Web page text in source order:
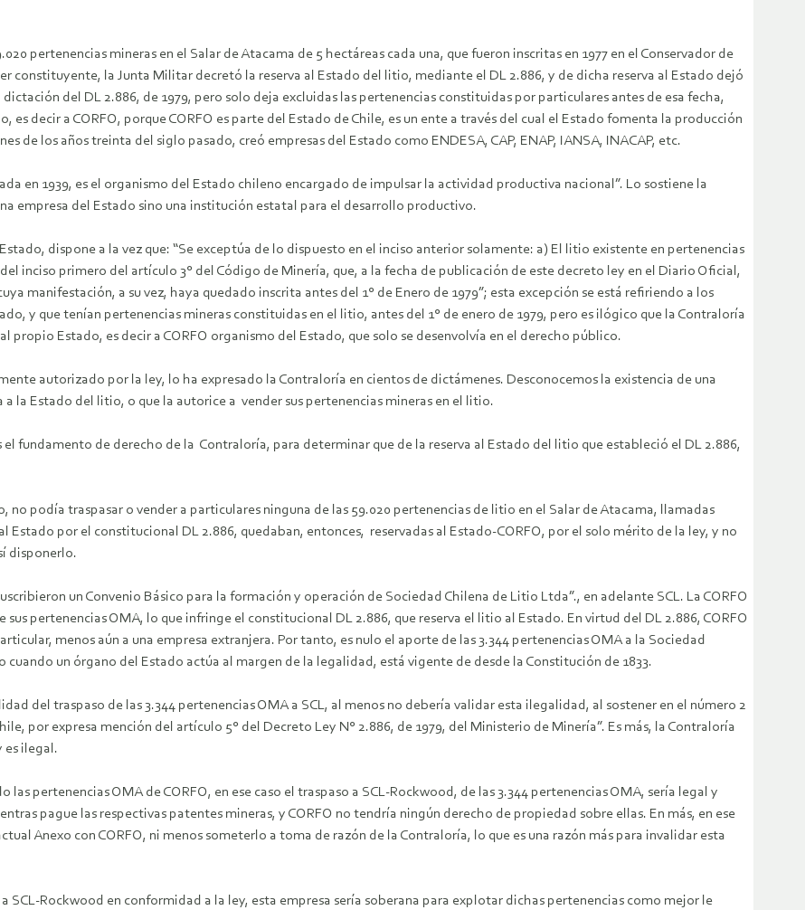
pertenencias mineras en el Salar de Atacama de 5 hectáreas cada una, que fueron inscritas en 1977 en el Conservador de
constituyente, la Junta Militar decretó la reserva al Estado del litio, mediante el DL 2.886, y de dicha reserva al Estado dejó
del DL 2.886, de 1979, pero solo deja excluidas las pertenencias constituidas por particulares antes de esa fecha,
decir a CORFO, porque CORFO es parte del Estado de Chile, es un ente a través del cual el Estado fomenta la producción
de los años treinta del siglo pasado, creó empresas del Estado como ENDESA, CAP, ENAP, IANSA, INACAP, etc.
en 1939, es el organismo del Estado chileno encargado de impulsar la actividad productiva nacional”. Lo sostiene la
empresa del Estado sino una institución estatal para el desarrollo productivo.
dispone a la vez que: “Se exceptúa de lo dispuesto en el inciso anterior solamente: a) El litio existente en pertenencias
inciso primero del artículo 3° del Código de Minería, que, a la fecha de publicación de este decreto ley en el Diario Oficial,
manifestación, a su vez, haya quedado inscrita antes del 1° de Enero de 1979”; esta excepción se está refiriendo a los
y que tenían pertenencias mineras constituidas en el litio, antes del 1° de enero de 1979, pero es ilógico que la Contraloría
propio Estado, es decir a CORFO organismo del Estado, que solo se desenvolvía en el derecho público.
autorizado por la ley, lo ha expresado la Contraloría en cientos de dictámenes. Desconocemos la existencia de una
la Estado del litio, o que la autorice a vender sus pertenencias mineras en el litio.
el fundamento de derecho de la Contraloría, para determinar que de la reserva al Estado del litio que estableció el DL 2.886,
no podía traspasar o vender a particulares ninguna de las 59.020 pertenencias de litio en el Salar de Atacama, llamadas
Estado por el constitucional DL 2.886, quedaban, entonces, reservadas al Estado-CORFO, por el solo mérito de la ley, y no
disponerlo.
un Convenio Básico para la formación y operación de Sociedad Chilena de Litio Ltda”., en adelante SCL. La CORFO
pertenencias OMA, lo que infringe el constitucional DL 2.886, que reserva el litio al Estado. En virtud del DL 2.886, CORFO
menos aún a una empresa extranjera. Por tanto, es nulo el aporte de las 3.344 pertenencias OMA a la Sociedad
un órgano del Estado actúa al margen de la legalidad, está vigente de desde la Constitución de 1833.
del traspaso de las 3.344 pertenencias OMA a SCL, al menos no debería validar esta ilegalidad, al sostener en el número 2
por expresa mención del artículo 5° del Decreto Ley N° 2.886, de 1979, del Ministerio de Minería”. Es más, la Contraloría
es ilegal.
pertenencias OMA de CORFO, en ese caso el traspaso a SCL-Rockwood, de las 3.344 pertenencias OMA, sería legal y
pague las respectivas patentes mineras, y CORFO no tendría ningún derecho de propiedad sobre ellas. En más, en ese
Anexo con CORFO, ni menos someterlo a toma de razón de la Contraloría, lo que es una razón más para invalidar esta
SCL-Rockwood en conformidad a la ley, esta empresa sería soberana para explotar dichas pertenencias como mejor le